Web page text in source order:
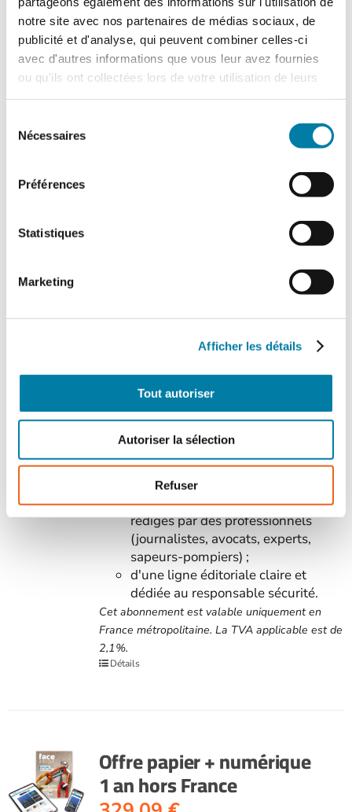
notre site avec nos partenaires de médias sociaux, de
publicité et d'analyse, qui peuvent combiner celles-ci
avec d'autres informations que vous leur avez fournies
ou qu'ils ont collectées lors de votre utilisation de leurs
Nécessaires
Préférences
Statistiques
Marketing
Afficher les détails
Tout autoriser
Autoriser la sélection
Refuser
538 € (au lieu de672 €),je m'abonne
pour 2 ans.
Votre abonnement d'1 an
comprend :
L’accès total au site internet
Le magazine bimestriel au format
: recevez
l'actualité de tous les risques
Abonnez-vous et bénéficiez :
d'informations techniques et
juridiques ;
d'actualités fiables et variées sur la
profession ;
de retours d'expérience et d'articles
rédigés par des professionnels
(journalistes, avocats, experts,
sapeurs-pompiers) ;
d'une ligne éditoriale claire et
dédiée au responsable sécurité.
Cet abonnement est valable uniquement en
France métropolitaine. La TVA applicable est de
2,1%.
Détails
Offre papier + numérique
1 an hors France